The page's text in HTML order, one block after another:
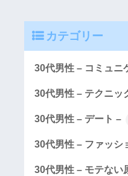
カテゴリー
30代男性 – コミュニ
30代男性 – テクニッ
30代男性 – デート –
30代男性 – ファッシ
30代男性 – モテない